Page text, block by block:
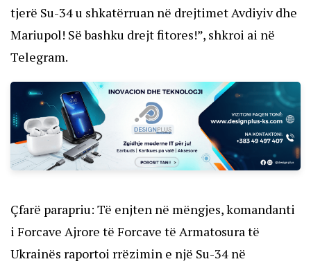
tjerë Su-34 u shkatërruan në drejtimet Avdiyiv dhe
Mariupol! Së bashku drejt fitores!”, shkroi ai në
Telegram.
Çfarë parapriu: Të enjten në mëngjes, komandanti
i Forcave Ajrore të Forcave të Armatosura të
Ukrainës raportoi rrëzimin e një Su-34 në